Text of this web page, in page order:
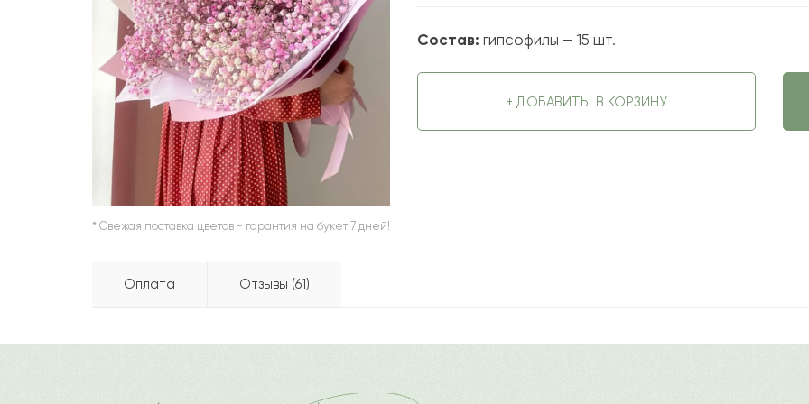
* Свежая поставка цветов - гарантия на букет 7 дней!
Состав: гипсофилы — 15 шт.
+ ДОБАВИТЬ В КОРЗИНУ
Оплата Отзывы (61)